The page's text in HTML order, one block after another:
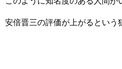
安倍晋三の評価が上がるという